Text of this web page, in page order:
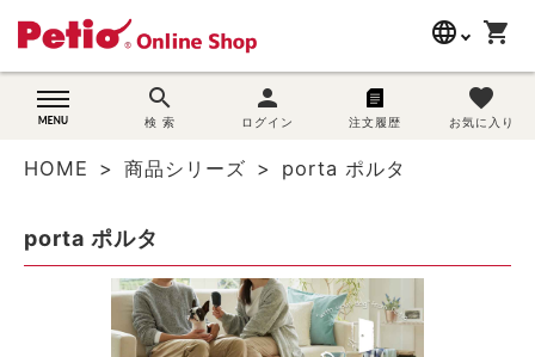
language
wovn-lang-name
shopping_cart
search
検 索
person
ログイン 注文履歴
favorite
お気に入り
search
うさぎ用品
ブランド別に探す
HOME 商品シリーズ porta ポルタ
porta ポルタ